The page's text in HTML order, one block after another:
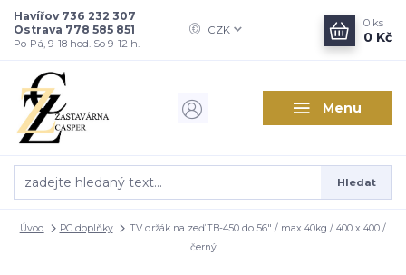
Menu
CZK
Hledat
Havířov 736 232 307
Ostrava 778 585 851
Po-Pá, 9-18 hod. So 9-12 h.
0 ks
0 Kč
Úvod PC doplňky
TV držák na zeď TB-450 do 56" / max 40kg / 400 x 400 /
černý